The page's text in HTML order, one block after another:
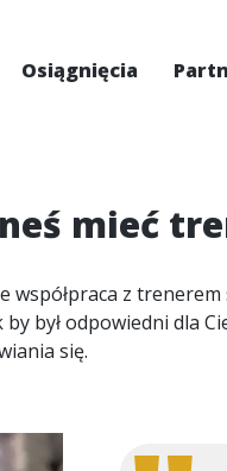
Osiągnięcia
mieć
współpraca z
był odpowiedni dla
się.